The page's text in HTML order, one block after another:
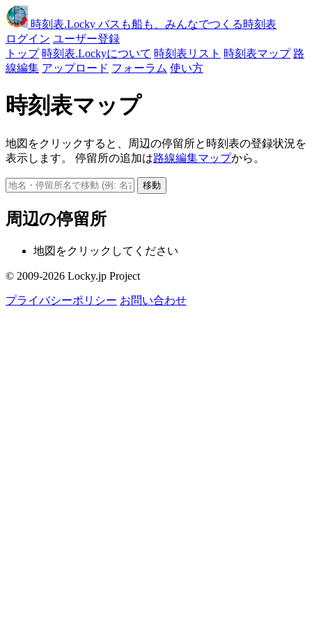
時刻表.Locky バスも船も、みんなでつくる時刻表
ログイン ユーザー登録
トップ 時刻表.Lockyについて 時刻表リスト 時刻表マップ 路
線編集 アップロード フォーラム 使い方
時刻表マップ
地図をクリックすると、周辺の停留所と時刻表の登録状況を
表示します。 停留所の追加は路線編集マップから。
移動
周辺の停留所
地図をクリックしてください
© 2009-2026 Locky.jp Project
プライバシーポリシー お問い合わせ